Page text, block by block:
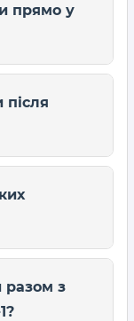
прямо у
разом з